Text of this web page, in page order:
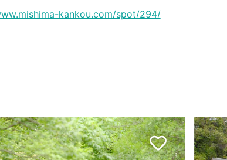
kankou.com/spot/294/